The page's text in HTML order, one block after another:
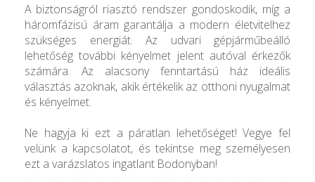
A biztonságról riasztó rendszer gondoskodik, míg a
háromfázisú áram garantálja a modern életvitelhez
szükséges energiát. Az udvari gépjárműbeálló
lehetőség további kényelmet jelent autóval érkezők
számára. Az alacsony fenntartású ház ideális
választás azoknak, akik értékelik az otthoni nyugalmat
és kényelmet.
Ne hagyja ki ezt a páratlan lehetőséget! Vegye fel
velünk a kapcsolatot, és tekintse meg személyesen
ezt a varázslatos ingatlant Bodonyban!